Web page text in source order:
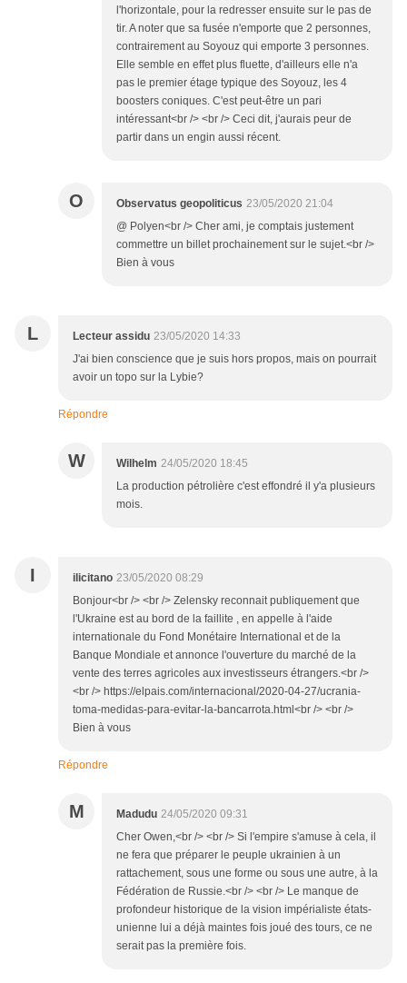
l'horizontale, pour la redresser ensuite sur le pas de
tir. A noter que sa fusée n'emporte que 2 personnes,
contrairement au Soyouz qui emporte 3 personnes.
Elle semble en effet plus fluette, d'ailleurs elle n'a
pas le premier étage typique des Soyouz, les 4
boosters coniques. C'est peut-être un pari
intéressant<br /> <br /> Ceci dit, j'aurais peur de
partir dans un engin aussi récent.
O Observatus geopoliticus 23/05/2020 21:04
@ Polyen<br /> Cher ami, je comptais justement
commettre un billet prochainement sur le sujet.<br />
Bien à vous
L Lecteur assidu 23/05/2020 14:33
J'ai bien conscience que je suis hors propos, mais on pourrait
avoir un topo sur la Lybie?
Répondre
W Wilhelm 24/05/2020 18:45
La production pétrolière c'est effondré il y'a plusieurs
mois.
I ilicitano 23/05/2020 08:29
Bonjour<br /> <br /> Zelensky reconnait publiquement que
l'Ukraine est au bord de la faillite , en appelle à l'aide
internationale du Fond Monétaire International et de la
Banque Mondiale et annonce l'ouverture du marché de la
vente des terres agricoles aux investisseurs étrangers.<br />
<br /> https://elpais.com/internacional/2020-04-27/ucrania-
toma-medidas-para-evitar-la-bancarrota.html<br /> <br />
Bien à vous
Répondre
M Madudu 24/05/2020 09:31
Cher Owen,<br /> <br /> Si l'empire s'amuse à cela, il
ne fera que préparer le peuple ukrainien à un
rattachement, sous une forme ou sous une autre, à la
Fédération de Russie.<br /> <br /> Le manque de
profondeur historique de la vision impérialiste états-
unienne lui a déjà maintes fois joué des tours, ce ne
serait pas la première fois.